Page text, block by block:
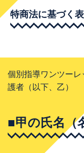
特商法に基づく
個別指導ワンツー
護者（以下、乙）
■甲の氏名（